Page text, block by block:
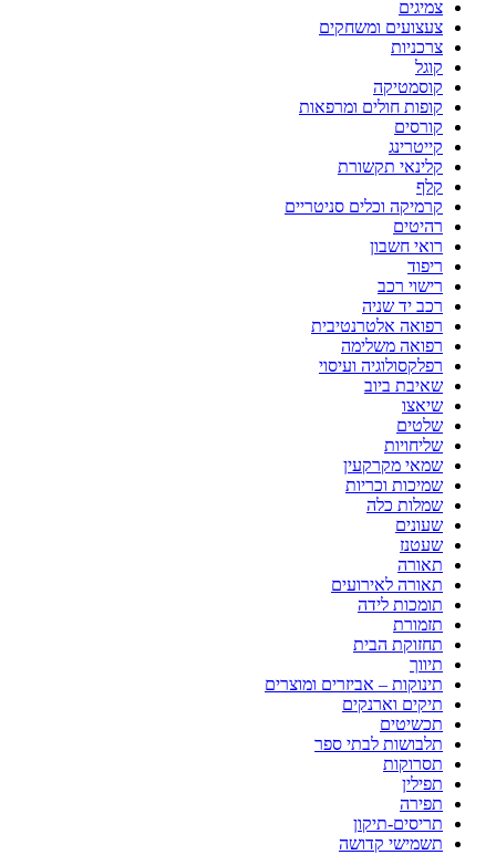
צמיגים
צעצועים ומשחקים
צרכניות
קוגל
קוסמטיקה
קופות חולים ומרפאות
קורסים
קייטרינג
קלינאי תקשורת
קלף
קרמיקה וכלים סניטריים
רהיטים
רואי חשבון
ריפוד
רישוי רכב
רכב יד שניה
רפואה אלטרנטיבית
רפואה משלימה
רפלקסולוגיה ועיסוי
שאיבת ביוב
שיאצו
שלטים
שליחויות
שמאי מקרקעין
שמיכות וכריות
שמלות כלה
שעונים
שעטנז
תאורה
תאורה לאירועים
תומכות לידה
תזמורת
תחזוקת הבית
תיווך
תינוקות – אביזרים ומוצרים
תיקים וארנקים
תכשיטים
תלבושות לבתי ספר
תסרוקות
תפילין
תפירה
תריסים-תיקון
תשמישי קדושה